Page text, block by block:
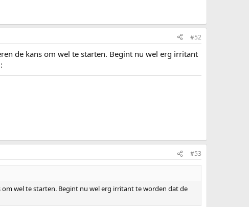
#52
de kans om wel te starten. Begint nu wel erg irritant
#53
wel te starten. Begint nu wel erg irritant te worden dat de